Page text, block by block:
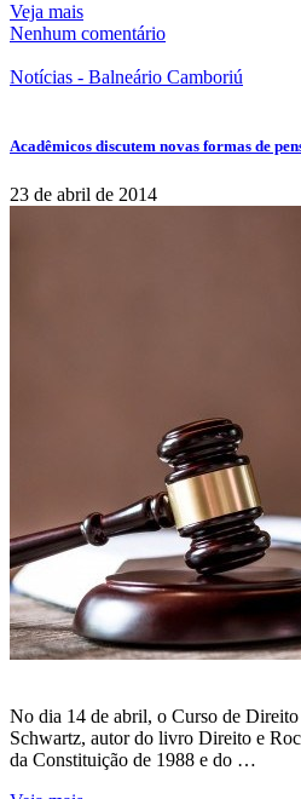
Veja mais
Nenhum comentário
Notícias - Balneário Camboriú
Acadêmicos discutem novas formas de
23 de abril de 2014
No dia 14 de abril, o Curso de
Schwartz, autor do livro Direito e
da Constituição de 1988 e do …